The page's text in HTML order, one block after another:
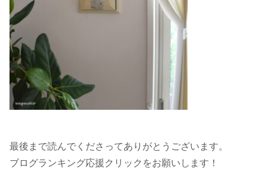
最後まで読んでくださってありがとうございます。
ブログランキング応援クリックをお願いします！